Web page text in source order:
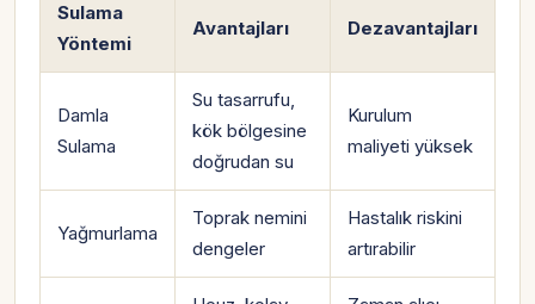
Sulama
Yöntemi
Avantajları Dezavantajları
Damla
Sulama
Su tasarrufu,
kök bölgesine
doğrudan su
Kurulum
maliyeti yüksek
Yağmurlama
Toprak nemini
dengeler
Hastalık riskini
artırabilir